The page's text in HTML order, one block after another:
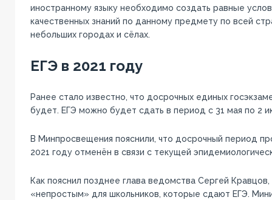
иностранному языку необходимо создать равные
качественных знаний по данному предмету по всей
небольших городах и сёлах.
ЕГЭ в 2021 году
Ранее стало известно, что досрочных единых
будет. ЕГЭ можно будет сдать в период с 31 мая по 2
В Минпросвещения пояснили, что досрочный период
2021 году отменён в связи с текущей
Как пояснил позднее глава ведомства Сергей
«непростым» для школьников, которые сдают ЕГЭ.